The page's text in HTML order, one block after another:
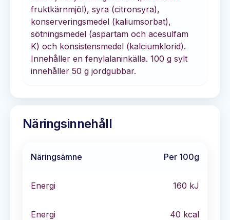
fruktkärnmjöl), syra (citronsyra),
konserveringsmedel (kaliumsorbat),
sötningsmedel (aspartam och acesulfam
K) och konsistensmedel (kalciumklorid).
Innehåller en fenylalaninkälla. 100 g sylt
innehåller 50 g jordgubbar.
Näringsinnehåll
Näringsämne Per 100g
Energi 160 kJ
Energi 40 kcal